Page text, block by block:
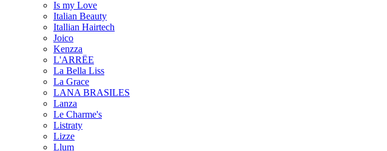
Is my Love
Italian Beauty
Itallian Hairtech
Joico
Kenzza
L'ARRËE
La Bella Liss
La Grace
LANA BRASILES
Lanza
Le Charme's
Listraty
Lizze
Llum